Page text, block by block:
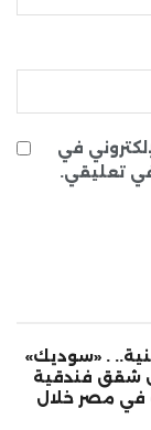
في
تعليقي.
وحدة سكنية.. . «سوديك»
شقق فندقية
في مصر خلال